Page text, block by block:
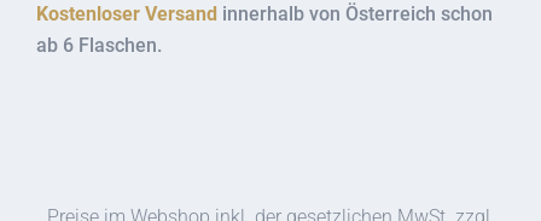
Kostenloser Versand innerhalb von Österreich schon
ab 6 Flaschen.
Preise im Webshop inkl. der gesetzlichen MwSt. zzgl.